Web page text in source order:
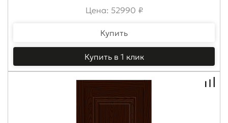
Цена: 52990 ₽
Купить
Купить в 1 клик